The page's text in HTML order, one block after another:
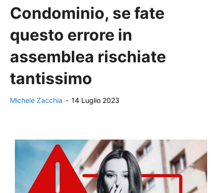
Condominio, se fate
questo errore in
assemblea rischiate
tantissimo
Michele Zacchia - 14 Luglio 2023